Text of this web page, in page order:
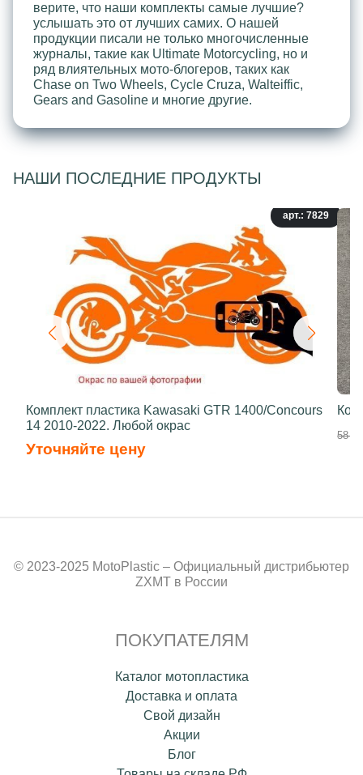
верите, что наши комплекты самые лучшие?
услышать это от лучших самих. О нашей
продукции писали не только многочисленные
журналы, такие как Ultimate Motorcycling, но и
ряд влиятельных мото-блогеров, таких как
Chase on Two Wheels, Cycle Cruza, Walteiffic,
Gears and Gasoline и многие другие.
НАШИ ПОСЛЕДНИЕ ПРОДУКТЫ
арт.: 7829
Комплект пластика Kawasaki GTR 1400/Concours
14 2010-2022. Любой окрас
Уточняйте цену
58
© 2023-2025 MotoPlastic – Официальный дистрибьютер
ZXMT в России
ПОКУПАТЕЛЯМ
Каталог мотопластика
Доставка и оплата
Свой дизайн
Акции
Блог